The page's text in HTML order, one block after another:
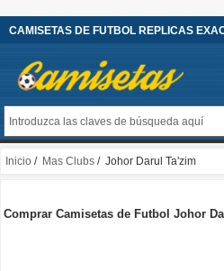
CAMISETAS DE FUTBOL REPLICAS
Inicio / Mas Clubs / Johor Darul Ta'zim
Comprar Camisetas de Futbol Johor